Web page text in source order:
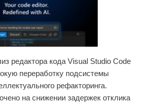
редактора кода Visual Studio Code
переработку подсистемы
рефакторинга.
на снижении задержек отклика